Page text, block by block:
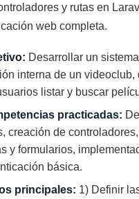
y rutas en
web completa.
Desarrollar un
interna de un videoclub,
listar y buscar
practicadas:
creación de
y formularios,
básica.
principales: 1) Definir